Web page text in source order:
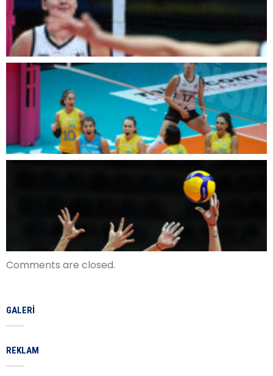
Comments are closed.
GALERI
REKLAM